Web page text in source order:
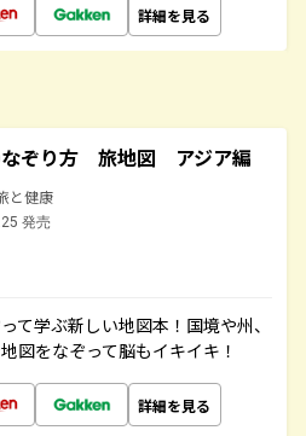
詳細を見る
なぞり方 旅地図 アジア編
と健康
発売
て学ぶ新しい地図本！国境や州、
図をなぞって脳もイキイキ！
詳細を見る